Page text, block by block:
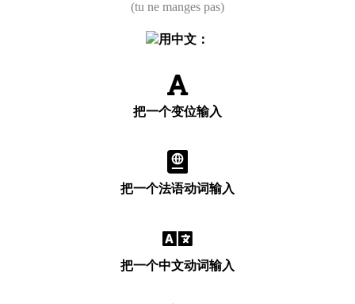
(tu ne manges pas)
用中文：
把一个变位输入
把一个法语动词输入
把一个中文动词输入